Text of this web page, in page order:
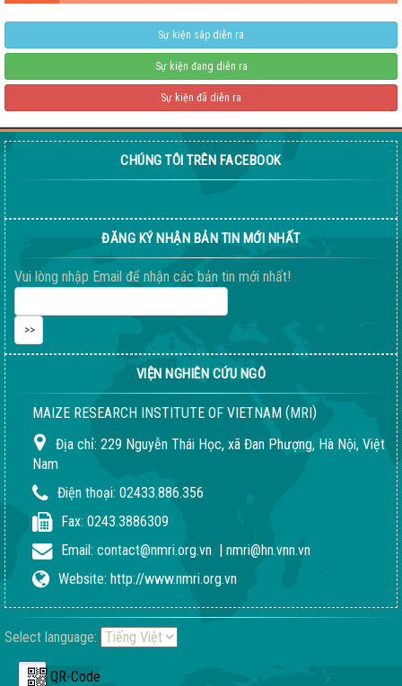
02-08-2018 04:24:51 PM
Sự kiện sắp diễn ra
Sự kiện đang diễn ra
Sự kiện đã diễn ra
CHÚNG TÔI TRÊN FACEBOOK
ĐĂNG KÝ NHẬN BẢN TIN MỚI NHẤT
Vui lòng nhập Email để nhận các bản tin mới nhất!
VIỆN NGHIÊN CỨU NGÔ
MAIZE RESEARCH INSTITUTE OF VIETNAM (MRI)
Địa chỉ: 229 Nguyễn Thái Học, xã Đan Phượng, Hà Nội, Việt
Nam
Điện thoại: 02433.886.356
Fax: 0243.3886309
Email: contact@nmri.org.vn | nmri@hn.vnn.vn
Website: http://www.nmri.org.vn
Select language:
QR-Code